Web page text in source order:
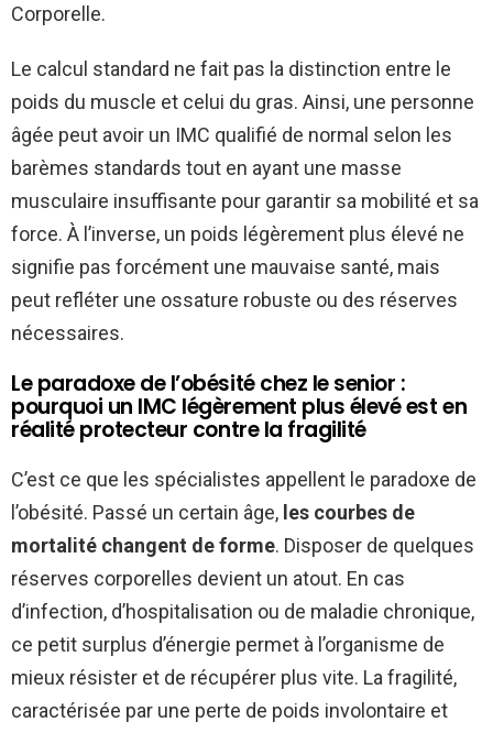
Corporelle.
Le calcul standard ne fait pas la distinction entre le
poids du muscle et celui du gras. Ainsi, une personne
âgée peut avoir un IMC qualifié de normal selon les
barèmes standards tout en ayant une masse
musculaire insuffisante pour garantir sa mobilité et sa
force. À l’inverse, un poids légèrement plus élevé ne
signifie pas forcément une mauvaise santé, mais
peut refléter une ossature robuste ou des réserves
nécessaires.
Le paradoxe de l’obésité chez le senior :
pourquoi un IMC légèrement plus élevé est en
réalité protecteur contre la fragilité
C’est ce que les spécialistes appellent le paradoxe de
l’obésité. Passé un certain âge, les courbes de
mortalité changent de forme. Disposer de quelques
réserves corporelles devient un atout. En cas
d’infection, d’hospitalisation ou de maladie chronique,
ce petit surplus d’énergie permet à l’organisme de
mieux résister et de récupérer plus vite. La fragilité,
caractérisée par une perte de poids involontaire et